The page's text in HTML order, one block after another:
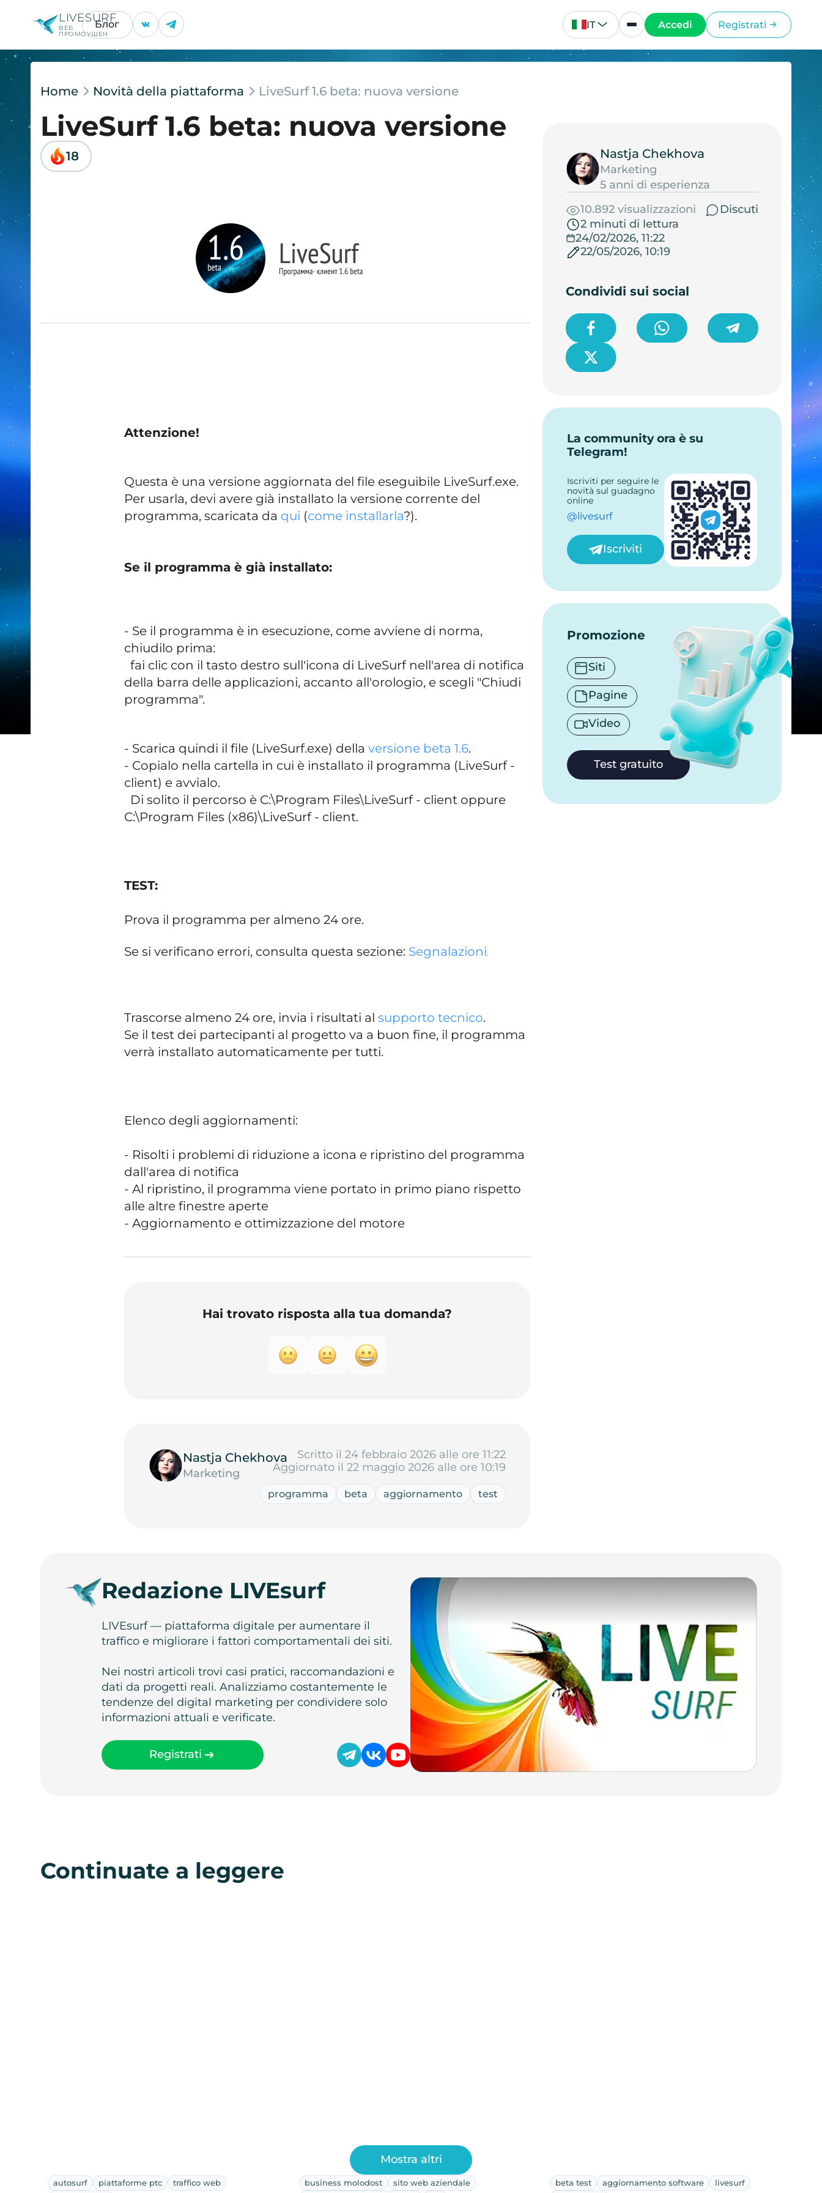
LIVESURF
ВЕБ
ПРОМОУШЕН
Блог IT Accedi Registrati
Home Novità della piattaforma LiveSurf 1.6 beta: nuova versione
LiveSurf 1.6 beta: nuova versione
18
Attenzione!
Questa è una versione aggiornata del file eseguibile LiveSurf.exe.
Per usarla, devi avere già installato la versione corrente del
programma, scaricata da qui (come installarla?).
Se il programma è già installato:
- Se il programma è in esecuzione, come avviene di norma,
chiudilo prima:
fai clic con il tasto destro sull'icona di LiveSurf nell'area di notifica
della barra delle applicazioni, accanto all'orologio, e scegli "Chiudi
programma".
- Scarica quindi il file (LiveSurf.exe) dellaversione beta 1.6.
- Copialo nella cartella in cui è installato il programma (LiveSurf -
client) e avvialo.
Di solito il percorso è C:\Program Files\LiveSurf - client oppure
C:\Program Files (x86)\LiveSurf - client.
TEST:
Prova il programma per almeno 24 ore.
Se si verificano errori, consulta questa sezione: Segnalazioni.
Trascorse almeno 24 ore, invia i risultati alsupporto tecnico.
Se il test dei partecipanti al progetto va a buon fine, il programma
verrà installato automaticamente per tutti.
Elenco degli aggiornamenti:
- Risolti i problemi di riduzione a icona e ripristino del programma
dall'area di notifica
- Al ripristino, il programma viene portato in primo piano rispetto
alle altre finestre aperte
- Aggiornamento e ottimizzazione del motore
Hai trovato risposta alla tua domanda?
Nastja Chekhova
Marketing
Scritto il 24 febbraio 2026 alle ore 11:22
Aggiornato il 22 maggio 2026 alle ore 10:19
programma beta aggiornamento test
Nastja Chekhova
Marketing
5 anni di esperienza
10.892 visualizzazioni
Discuti
2 minuti di lettura
24/02/2026, 11:22
22/05/2026, 10:19
Condividi sui social
La community ora è su
Telegram!
Iscriviti per seguire le
novità sul guadagno
online
@livesurf
Iscriviti
Promozione
Siti
Pagine
Video
Test gratuito
Redazione LIVEsurf
LIVEsurf — piattaforma digitale per aumentare il
traffico e migliorare i fattori comportamentali dei siti.
Nei nostri articoli trovi casi pratici, raccomandazioni e
dati da progetti reali. Analizziamo costantemente le
tendenze del digital marketing per condividere solo
informazioni attuali e verificate.
Registrati
Continuate a leggere
autosurf piattaforme ptc
traffico web
business molodost
sito web aziendale
beta test aggiornamento software
livesurf
Mostra altri